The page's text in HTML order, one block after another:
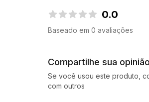
0.0
Baseado em 0 avaliações
Compartilhe sua opinião
Se você usou este produto,
com outros